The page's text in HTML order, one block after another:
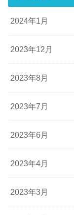
2024年1月
2023年12月
2023年8月
2023年7月
2023年6月
2023年4月
2023年3月